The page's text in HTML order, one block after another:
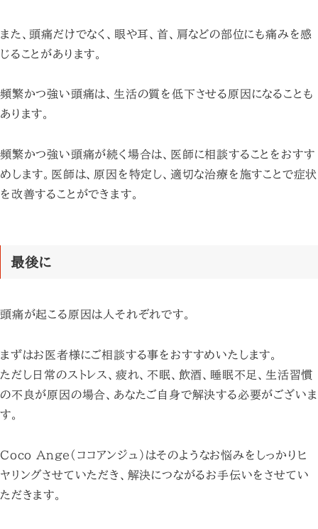
また、頭痛だけでなく、眼や耳、首、肩などの部位にも痛みを感
じることがあります。
頻繁かつ強い頭痛は、生活の質を低下させる原因になることも
あります。
頻繁かつ強い頭痛が続く場合は、医師に相談することをおすす
めします。医師は、原因を特定し、適切な治療を施すことで症状
を改善することができます。
最後に
頭痛が起こる原因は人それぞれです。
まずはお医者様にご相談する事をおすすめいたします。
ただし日常のストレス、疲れ、不眠、飲酒、睡眠不足、生活習慣
の不良が原因の場合、あなたご自身で解決する必要がございま
す。
Coco Ange(ココアンジュ)はそのようなお悩みをしっかりヒ
ヤリングさせていただき、解決につながるお手伝いをさせてい
ただきます。